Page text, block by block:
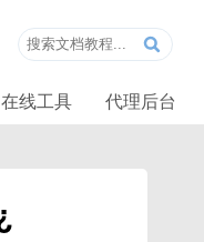
在线工具 代理后台